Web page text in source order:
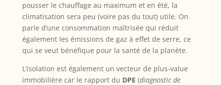
pousser le chauffage au maximum et en été, la
climatisation sera peu (voire pas du tout) utile. On
parle d’une consommation maîtrisée qui réduit
également les émissions de gaz à effet de serre, ce
qui se veut bénéfique pour la santé de la planète.
L’isolation est également un vecteur de plus-value
immobilière car le rapport du DPE (diagnostic de